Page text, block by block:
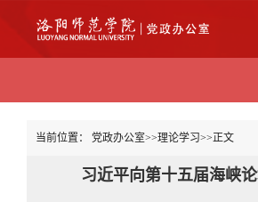
当前位置： 党政办公室>>理论学习>>正文
习近平向第十五届海峡